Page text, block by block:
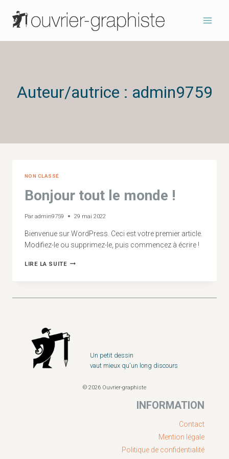
contenu
Auteur/autrice : admin9759
NON CLASSÉ
Bonjour tout le monde !
Par admin9759 29 mai 2022
Bienvenue sur WordPress. Ceci est votre premier article.
Modifiez-le ou supprimez-le, puis commencez à écrire !
LIRE LA SUITEBONJOUR
Un petit dessin
vaut mieux qu'un long discours
© 2026 Ouvrier-graphiste
INFORMATION
Contact
Mention légale
Politique de confidentialité